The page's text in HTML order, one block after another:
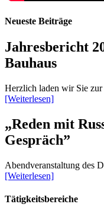
Neueste Beiträge
Jahresbericht
Bauhaus
Herzlich laden wir Sie
[Weiterlesen]
„Reden mit
Gespräch”
Abendveranstaltung des
[Weiterlesen]
Tätigkeitsbereiche